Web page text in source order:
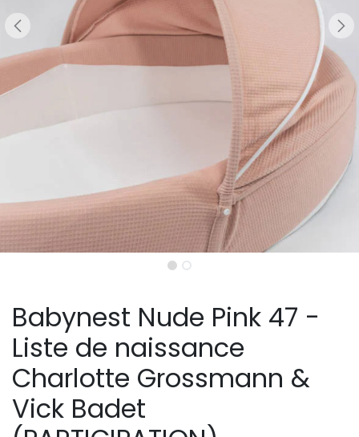
Babynest Nude Pink 47 -
Liste de naissance
Charlotte Grossmann &
Vick Badet